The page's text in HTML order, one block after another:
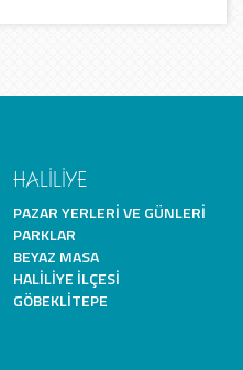
HALİLİYE
PAZAR YERLERI VE GÜNLERI
PARKLAR
BEYAZ MASA
HALILIYE İLÇESI
GÖBEKLITEPE